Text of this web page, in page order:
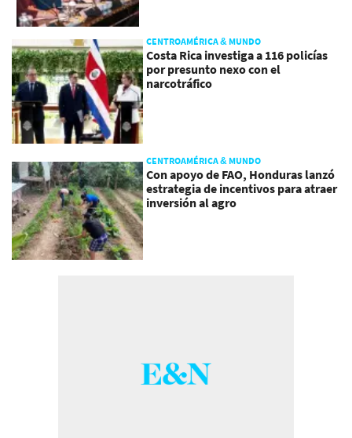
CENTROAMÉRICA & MUNDO
Costa Rica investiga a 116 policías
por presunto nexo con el
narcotráfico
CENTROAMÉRICA & MUNDO
Con apoyo de FAO, Honduras lanzó
estrategia de incentivos para atraer
inversión al agro